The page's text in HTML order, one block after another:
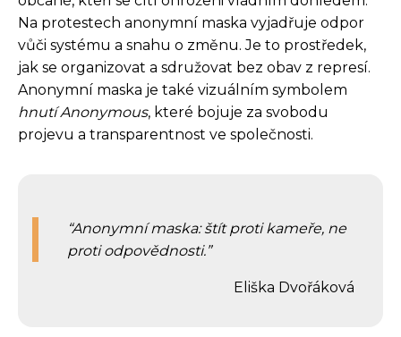
Na protestech anonymní maska vyjadřuje odpor
vůči systému a snahu o změnu. Je to prostředek,
jak se organizovat a sdružovat bez obav z represí.
Anonymní maska je také vizuálním symbolem
hnutí Anonymous, které bojuje za svobodu
projevu a transparentnost ve společnosti.
Anonymní maska: štít proti kameře, ne
proti odpovědnosti.
Eliška Dvořáková